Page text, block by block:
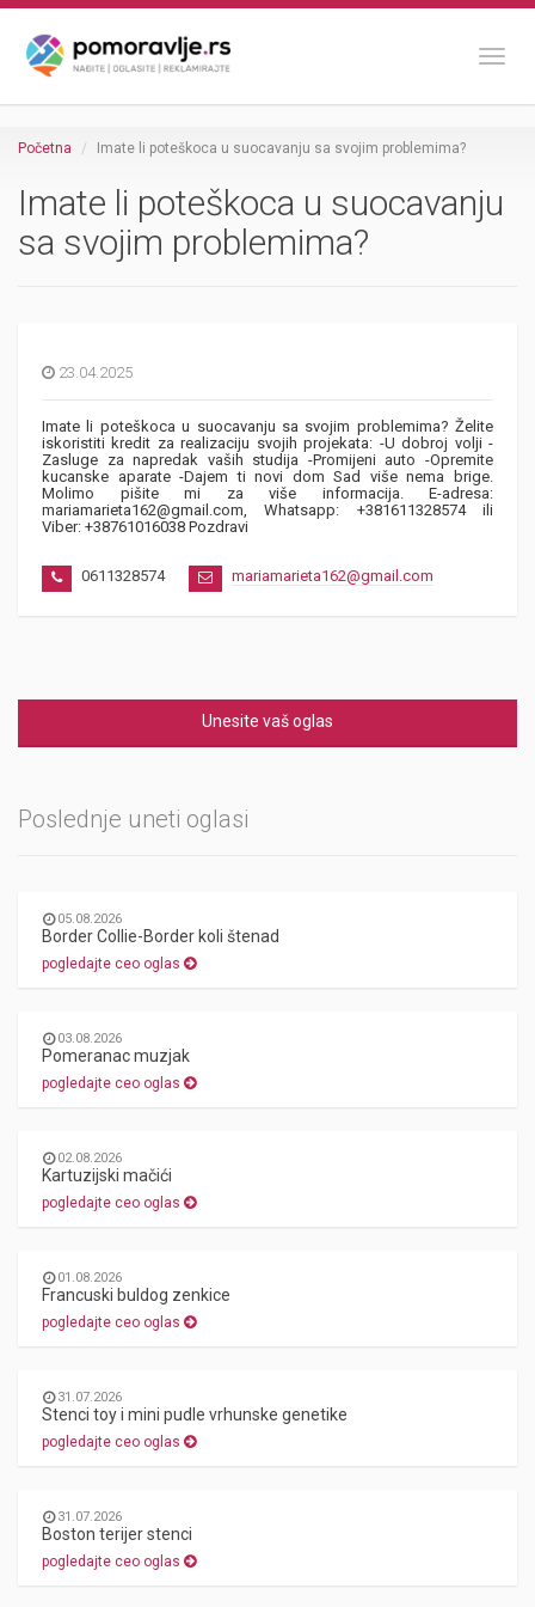
Početna Imate li poteškoca u suocavanju sa svojim problemima?
Imate li poteškoca u suocavanju
sa svojim problemima?
23.04.2025
Imate li poteškoca u suocavanju sa svojim problemima? Želite
iskoristiti kredit za realizaciju svojih projekata: -U dobroj volji -
Zasluge za napredak vaših studija -Promijeni auto -Opremite
kucanske aparate -Dajem ti novi dom Sad više nema brige.
Molimo pišite mi za više informacija. E-adresa:
mariamarieta162@gmail.com, Whatsapp: +381611328574 ili
Viber: +38761016038 Pozdravi
0611328574 mariamarieta162@gmail.com
Unesite vaš oglas
Poslednje uneti oglasi
05.08.2026
Border Collie-Border koli štenad
pogledajte ceo oglas
03.08.2026
Pomeranac muzjak
pogledajte ceo oglas
02.08.2026
Kartuzijski mačići
pogledajte ceo oglas
01.08.2026
Francuski buldog zenkice
pogledajte ceo oglas
31.07.2026
Stenci toy i mini pudle vrhunske genetike
pogledajte ceo oglas
31.07.2026
Boston terijer stenci
pogledajte ceo oglas